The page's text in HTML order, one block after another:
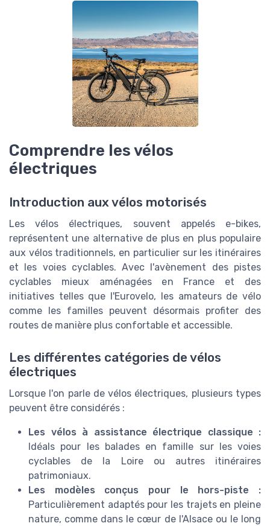
Comprendre les vélos
électriques
Introduction aux vélos motorisés
Les vélos électriques, souvent appelés e-bikes,
représentent une alternative de plus en plus populaire
aux vélos traditionnels, en particulier sur les itinéraires
et les voies cyclables. Avec l'avènement des pistes
cyclables mieux aménagées en France et des
initiatives telles que l'Eurovelo, les amateurs de vélo
comme les familles peuvent désormais profiter des
routes de manière plus confortable et accessible.
Les différentes catégories de vélos
électriques
Lorsque l'on parle de vélos électriques, plusieurs types
peuvent être considérés :
Les vélos à assistance électrique classique :
Idéals pour les balades en famille sur les voies
cyclables de la Loire ou autres itinéraires
patrimoniaux.
Les modèles conçus pour le hors-piste :
Particulièrement adaptés pour les trajets en pleine
nature, comme dans le cœur de l'Alsace ou le long